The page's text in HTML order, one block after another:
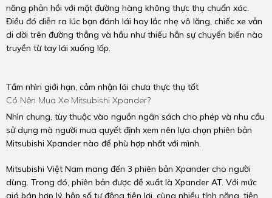
năng phản hồi với mặt đường hàng không thực thụ chuẩn xác.
Điều đó diễn ra lúc bạn đánh lái hay lắc nhẹ vô lăng, chiếc xe vẫn
di dời trên đường thẳng và hầu như thiếu hẳn sự chuyển biến nào
truyền từ tay lái xuống lốp.
Tầm nhìn giới hạn, cảm nhận lái chưa thực thụ tốt
Có Nên Mua Xe Mitsubishi Xpander?
Nhìn chung, tùy thuộc vào nguồn ngân sách cho phép và nhu cầu
sử dụng mà người mua quyết định xem nên lựa chọn phiên bản
Mitsubishi Xpander nào để phù hợp nhất với mình.
Mitsubishi Việt Nam mang đến 3 phiên bản Xpander cho người
dùng. Trong đó, phiên bản được đề xuất là Xpander AT. Với mức
giá bán hợp lý, hộp số tự động tiện lợi, cùng nhiều tính năng, tiện